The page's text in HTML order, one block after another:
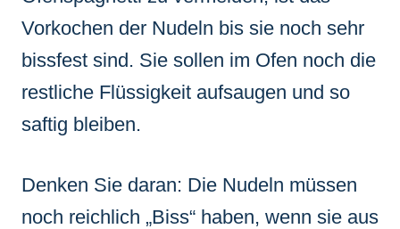
Vorkochen der Nudeln bis sie noch sehr
bissfest sind. Sie sollen im Ofen noch die
restliche Flüssigkeit aufsaugen und so
saftig bleiben.
Denken Sie daran: Die Nudeln müssen
noch reichlich „Biss“ haben, wenn sie aus